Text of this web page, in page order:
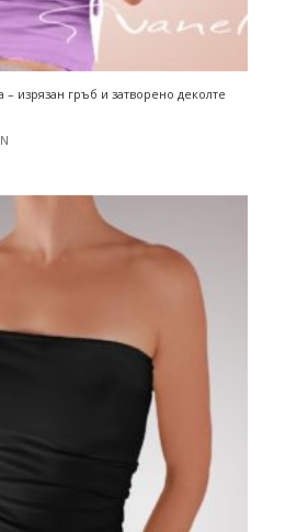
изрязан гръб и затворено деколте